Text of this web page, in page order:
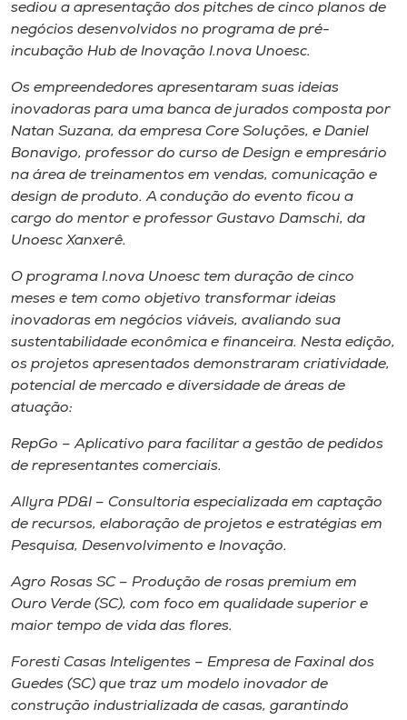
Museu
Unoesc
Store
Selecione
o idioma
A+
A-
sediou a apresentação dos pitches de cinco planos de
negócios desenvolvidos no programa de pré-
incubação Hub de Inovação I.nova Unoesc.
Os empreendedores apresentaram suas ideias
inovadoras para uma banca de jurados composta por
Natan Suzana, da empresa Core Soluções, e Daniel
Bonavigo, professor do curso de Design e empresário
na área de treinamentos em vendas, comunicação e
design de produto. A condução do evento ficou a
cargo do mentor e professor Gustavo Damschi, da
Unoesc Xanxerê.
O programa I.nova Unoesc tem duração de cinco
meses e tem como objetivo transformar ideias
inovadoras em negócios viáveis, avaliando sua
sustentabilidade econômica e financeira. Nesta edição,
os projetos apresentados demonstraram criatividade,
potencial de mercado e diversidade de áreas de
atuação:
RepGo – Aplicativo para facilitar a gestão de pedidos
de representantes comerciais.
Allyra PD&I – Consultoria especializada em captação
de recursos, elaboração de projetos e estratégias em
Pesquisa, Desenvolvimento e Inovação.
Agro Rosas SC – Produção de rosas premium em
Ouro Verde (SC), com foco em qualidade superior e
maior tempo de vida das flores.
Foresti Casas Inteligentes – Empresa de Faxinal dos
Guedes (SC) que traz um modelo inovador de
construção industrializada de casas, garantindo